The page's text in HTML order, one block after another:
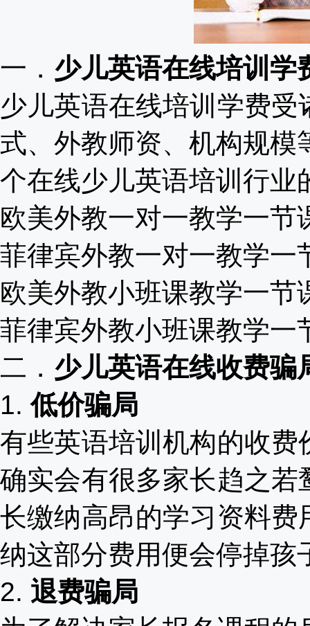
一． 少儿英语在线培训学
少儿英语在线培训学费
式、外教师资、机构规模
个在线少儿英语培训行业
欧美外教一对一教学一节
菲律宾外教一对一教学一
欧美外教小班课教学一节
菲律宾外教小班课教学一
二． 少儿英语在线收费骗
1.低价骗局
有些英语培训机构的收
确实会有很多家长趋之
长缴纳高昂的学习资料
纳这部分费用便会停掉孩
2. 退费骗局